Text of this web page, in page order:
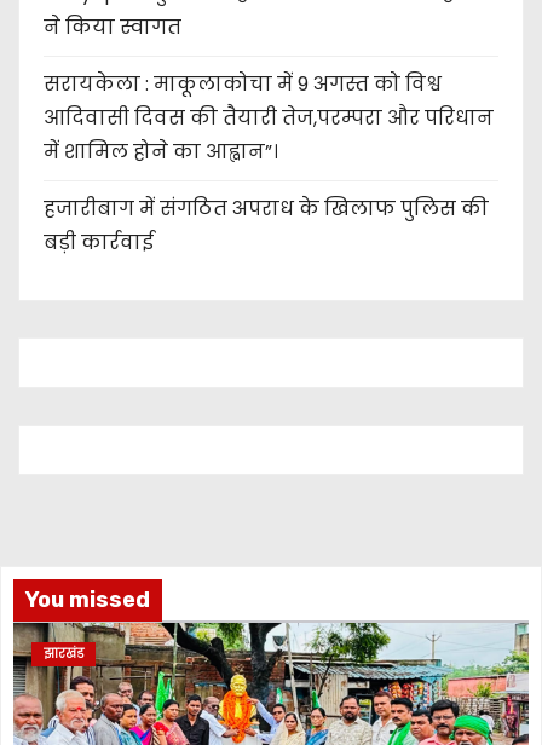
ने किया स्वागत
सरायकेला : माकूलाकोचा में 9 अगस्त को विश्व
आदिवासी दिवस की तैयारी तेज,परम्परा और परिधान
में शामिल होने का आह्वान”।
हजारीबाग में संगठित अपराध के खिलाफ पुलिस की
बड़ी कार्रवाई
You missed
झारखंड